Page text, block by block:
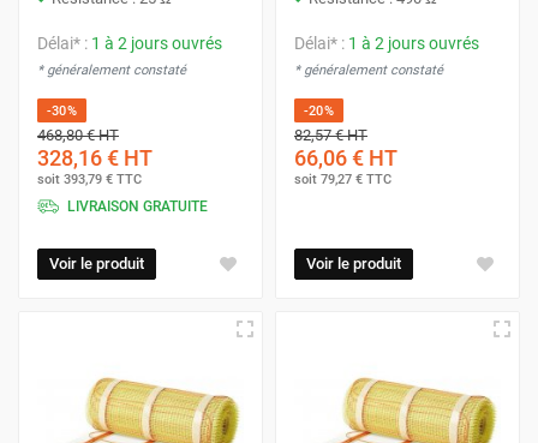
Délai* : 1 à 2 jours ouvrés
* généralement constaté
-30%
468,80 €HT
328,16 € HT
soit 393,79 € TTC
LIVRAISON GRATUITE
Voir le produit
Délai* : 1 à 2 jours ouvrés
* généralement constaté
-20%
82,57 €HT
66,06 € HT
soit 79,27 € TTC
Voir le produit